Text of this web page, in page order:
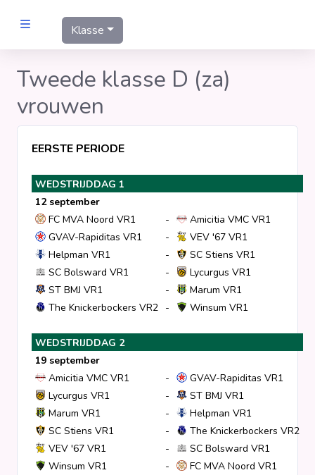
Statistieken
Voetbalpiramide
Links
VROUWEN
Clubs
Wedstrijden
Statistieken
Voetbalpiramide
Klasse
Tweede klasse D (za)
vrouwen
EERSTE PERIODE
WEDSTRIJDDAG 1
12 september
FC MVA Noord VR1
-
Amicitia VMC VR1
GVAV-Rapiditas VR1
-
VEV '67 VR1
Helpman VR1
-
SC Stiens VR1
SC Bolsward VR1
-
Lycurgus VR1
ST BMJ VR1
-
Marum VR1
The Knickerbockers VR2 - Winsum VR1
WEDSTRIJDDAG 2
19 september
Amicitia VMC VR1
-
GVAV-Rapiditas VR1
Lycurgus VR1
-
ST BMJ VR1
Marum VR1
-
Helpman VR1
SC Stiens VR1
-
The Knickerbockers VR2
VEV '67 VR1
-
SC Bolsward VR1
Winsum VR1
- FC MVA Noord VR1